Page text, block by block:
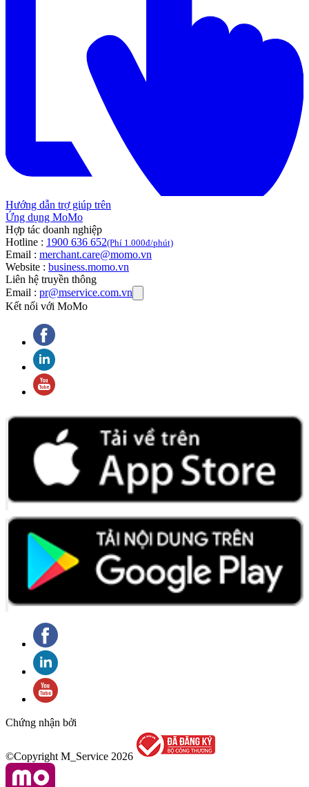
Hướng dẫn trợ giúp trên
Ứng dụng MoMo
Hợp tác doanh nghiệp
Hotline : 1900 636 652(Phí 1.000đ/phút)
Email : merchant.care@momo.vn
Website : business.momo.vn
Liên hệ truyền thông
Email : pr@mservice.com.vn
Kết nối với MoMo
Chứng nhận bởi
©Copyright M_Service 2026